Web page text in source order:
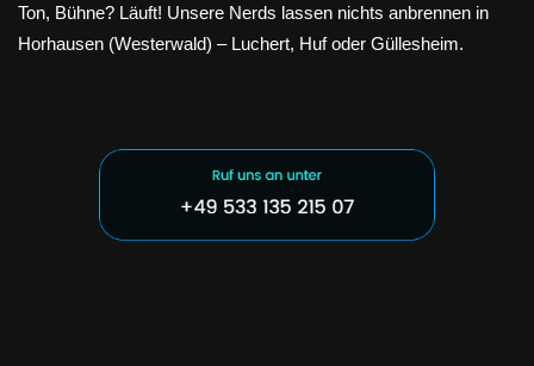
Ton, Bühne? Läuft! Unsere Nerds lassen nichts anbrennen in
Horhausen (Westerwald) – Luchert, Huf oder Güllesheim.